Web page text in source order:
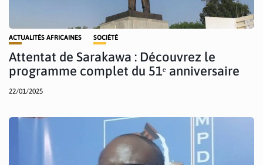
ACTUALITÉS AFRICAINES SOCIÉTÉ
Attentat de Sarakawa : Découvrez le
programme complet du 51ᵉ anniversaire
22/01/2025